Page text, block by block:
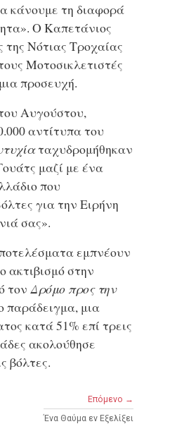
κάνουμε τη διαφορά
Ο Καπετάνιος
της Νότιας Τροχαίας
Μοτοσικλετιστές
προσευχή.
Αυγούστου,
αντίτυπα του
ταχυδρομήθηκαν
μαζί με ένα
που
για την Ειρήνη
σας».
εμπνέουν
ακτιβισμό στην
τονΔρόμο προς την
παράδειγμα, μια
κατά 51% επί τρεις
ακολούθησε
βόλτες.
Επόμενο →
Ένα Θαύμα εν Εξελίξει